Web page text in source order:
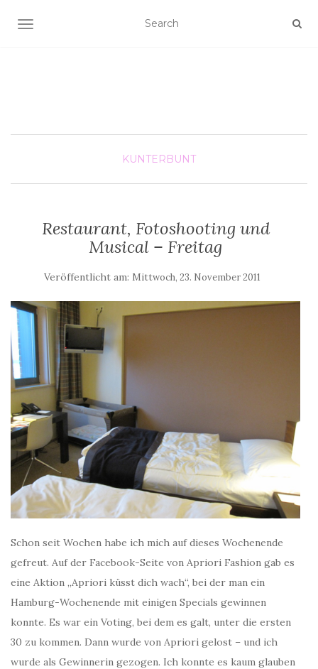
SCHALTE NAVIGATION
KUNTERBUNT
Restaurant, Fotoshooting und
Musical – Freitag
Veröffentlicht am: Mittwoch, 23. November 2011
Schon seit Wochen habe ich mich auf dieses Wochenende
gefreut. Auf der Facebook-Seite von Apriori Fashion gab es
eine Aktion „Apriori küsst dich wach“, bei der man ein
Hamburg-Wochenende mit einigen Specials gewinnen
konnte. Es war ein Voting, bei dem es galt, unter die ersten
30 zu kommen. Dann wurde von Apriori gelost – und ich
wurde als Gewinnerin gezogen. Ich konnte es kaum glauben